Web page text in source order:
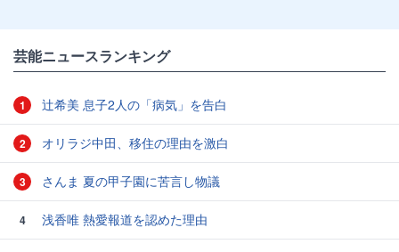
芸能ニュースランキング
1 辻希美 息子2人の「病気」を告白
2 オリラジ中田、移住の理由を激白
3 さんま 夏の甲子園に苦言し物議
4 浅香唯 熱愛報道を認めた理由